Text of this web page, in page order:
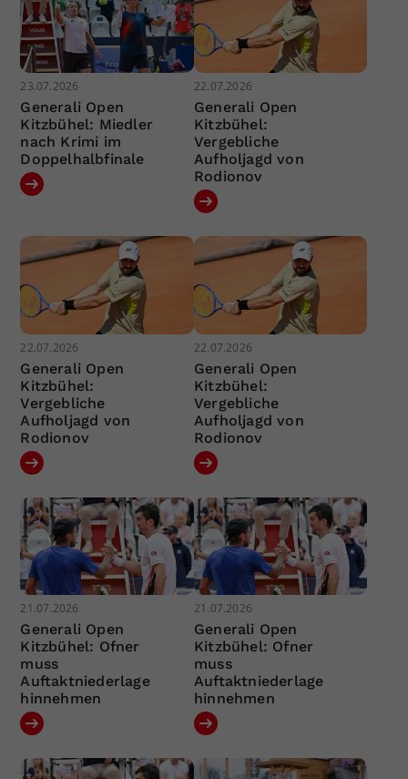
23.07.2026
Generali Open
Kitzbühel: Miedler
nach Krimi im
Doppelhalbfinale
22.07.2026
Generali Open
Kitzbühel:
Vergebliche
Aufholjagd von
Rodionov
22.07.2026
Generali Open
Kitzbühel:
Vergebliche
Aufholjagd von
Rodionov
22.07.2026
Generali Open
Kitzbühel:
Vergebliche
Aufholjagd von
Rodionov
21.07.2026
Generali Open
Kitzbühel: Ofner
muss
Auftaktniederlage
hinnehmen
21.07.2026
Generali Open
Kitzbühel: Ofner
muss
Auftaktniederlage
hinnehmen